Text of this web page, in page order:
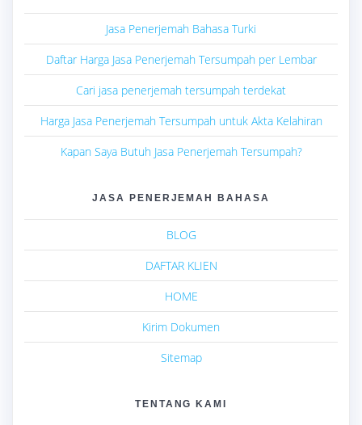
Jasa Penerjemah Bahasa Turki
Daftar Harga Jasa Penerjemah Tersumpah per Lembar
Cari jasa penerjemah tersumpah terdekat
Harga Jasa Penerjemah Tersumpah untuk Akta Kelahiran
Kapan Saya Butuh Jasa Penerjemah Tersumpah?
JASA PENERJEMAH BAHASA
BLOG
DAFTAR KLIEN
HOME
Kirim Dokumen
Sitemap
TENTANG KAMI